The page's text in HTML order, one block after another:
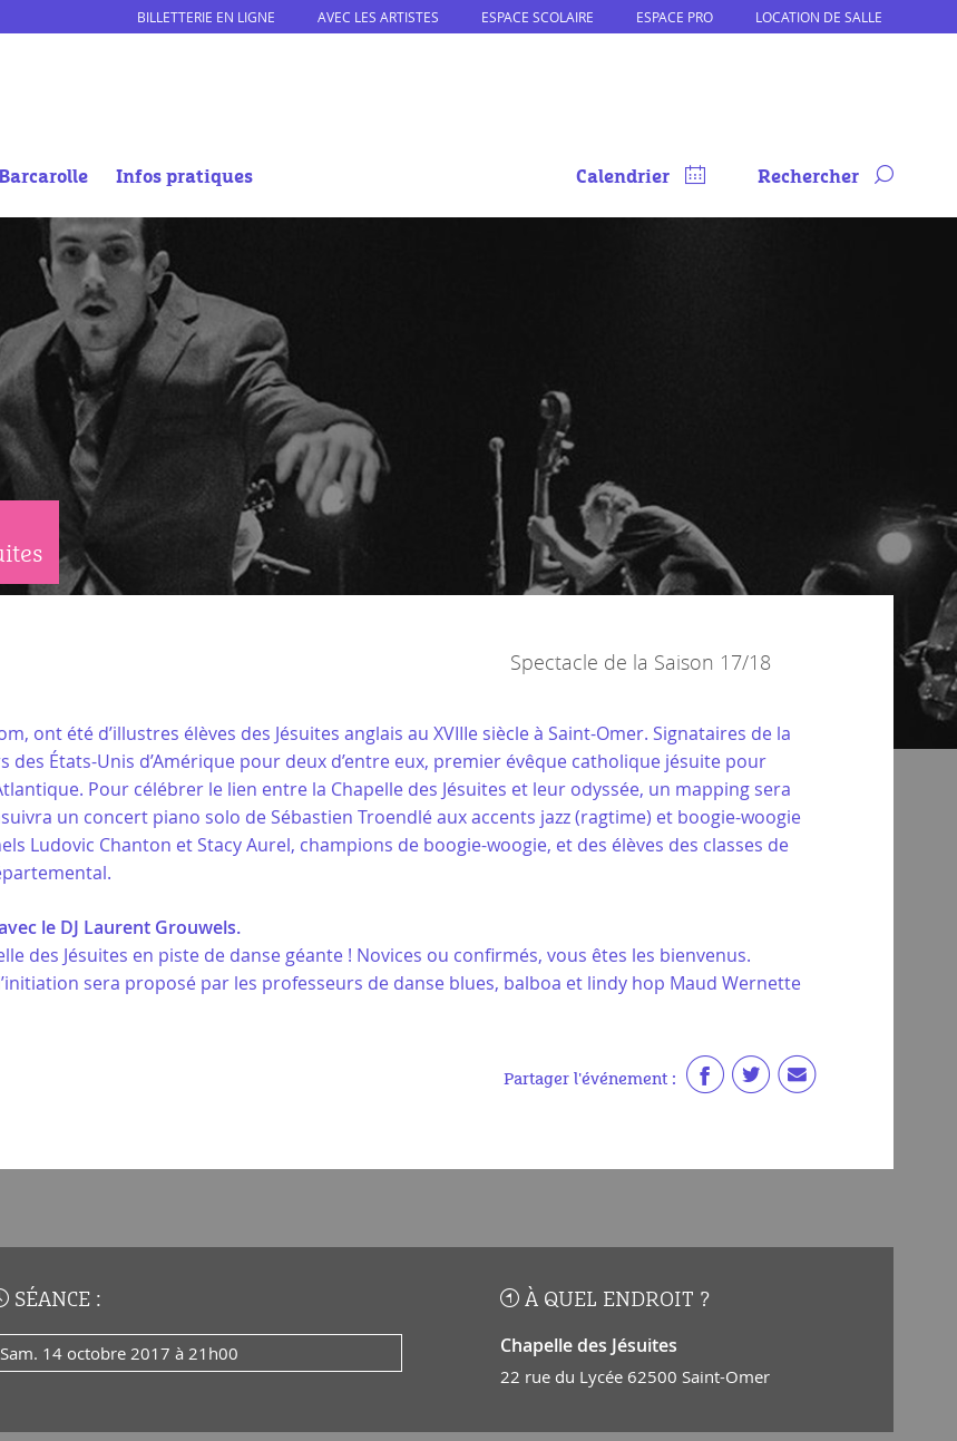
BILLETTERIE EN LIGNE AVEC LES ARTISTES ESPACE SCOLAIRE ESPACE PRO LOCATION DE SALLE
Infos pratiques Calendrier Rechercher
Spectacle de la Saison 17/18
ont été d’illustres élèves des Jésuites anglais au XVIIIe siècle à Saint-Omer. Signataires de la
États-Unis d’Amérique pour deux d’entre eux, premier évêque catholique jésuite pour
Pour célébrer le lien entre la Chapelle des Jésuites et leur odyssée, un mapping sera
un concert piano solo de Sébastien Troendlé aux accents jazz (ragtime) et boogie-woogie
Ludovic Chanton et Stacy Aurel, champions de boogie-woogie, et des élèves des classes de
le DJ Laurent Grouwels.
des Jésuites en piste de danse géante ! Novices ou confirmés, vous êtes les bienvenus.
sera proposé par les professeurs de danse blues, balboa et lindy hop Maud Wernette
Partager l'événement :
SÉANCE :
sam. 14 octobre 2017 à 21h00
À QUEL ENDROIT ?
Chapelle des Jésuites
22 rue du Lycée 62500 Saint-Omer